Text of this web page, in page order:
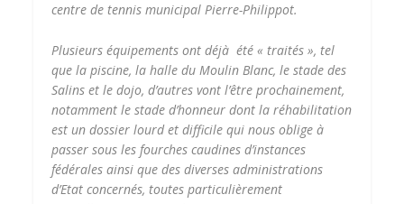
centre de tennis municipal Pierre-Philippot.
Plusieurs équipements ont déjà été « traités », tel
que la piscine, la halle du Moulin Blanc, le stade des
Salins et le dojo, d’autres vont l’être prochainement,
notamment le stade d’honneur dont la réhabilitation
est un dossier lourd et difficile qui nous oblige à
passer sous les fourches caudines d’instances
fédérales ainsi que des diverses administrations
d’Etat concernés, toutes particulièrement